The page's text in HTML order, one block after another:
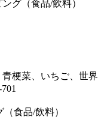
グ（食品/飲料）
梗菜、いちご、世
食品/飲料）